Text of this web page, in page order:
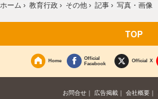
ホーム › 教育行政 › その他 › 記事 › 写真・画像
TOP
Home
Official
Facebook
Official X
お問合せ 広告掲載 会社概要